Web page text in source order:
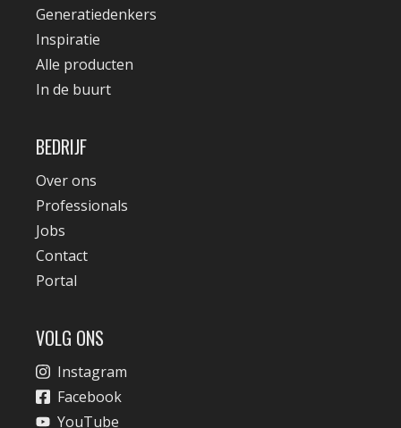
Generatiedenkers
Inspiratie
Alle producten
In de buurt
BEDRIJF
Over ons
Professionals
Jobs
Contact
Portal
VOLG ONS
Instagram
Facebook
YouTube